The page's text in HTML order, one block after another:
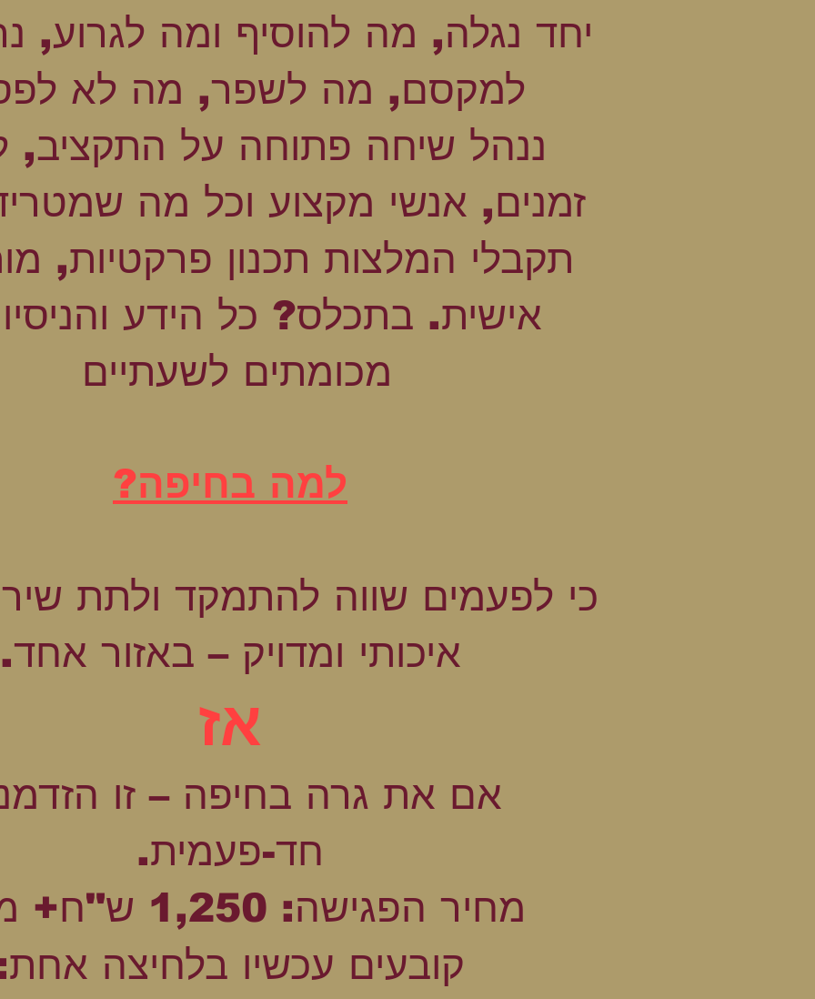
יחד נגלה, מה להוסיף ומה לגרוע,
למקסם, מה לשפר, מה לא
ננהל שיחה פתוחה על התקציב,
זמנים, אנשי מקצוע וכל מה
תקבלי המלצות תכנון פרקטיות,
אישית. בתכלס? כל הידע
מכומתים לשעתיים
למה בחיפה?
כי לפעמים שווה להתמקד ולתת
איכותי ומדויק – באזור אחד.
אז
אם את גרה בחיפה – זו
חד-פעמית.
מחיר הפגישה: 1,25​0 ש"ח+ מע"מ
קובעים עכשיו בלחיצה